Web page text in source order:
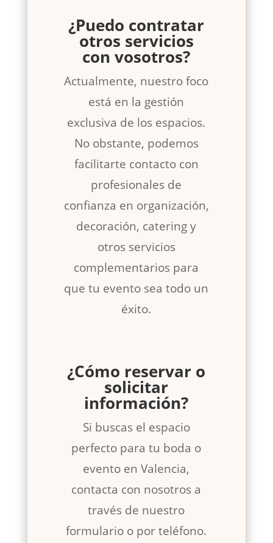
¿Puedo contratar
otros servicios
con vosotros?
Actualmente, nuestro foco
está en la gestión
exclusiva de los espacios.
No obstante, podemos
facilitarte contacto con
profesionales de
confianza en organización,
decoración, catering y
otros servicios
complementarios para
que tu evento sea todo un
éxito.
¿Cómo reservar o
solicitar
información?
Si buscas el espacio
perfecto para tu boda o
evento en Valencia,
contacta con nosotros a
través de nuestro
formulario o por teléfono.